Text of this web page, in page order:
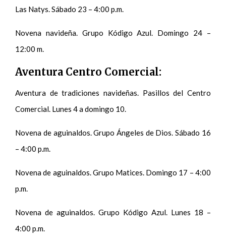
Las Natys. Sábado 23 – 4:00 p.m.
Novena navideña. Grupo Kódigo Azul. Domingo 24 –
12:00 m.
Aventura Centro Comercial:
Aventura de tradiciones navideñas. Pasillos del Centro
Comercial. Lunes 4 a domingo 10.
Novena de aguinaldos. Grupo Ángeles de Dios. Sábado 16
– 4:00 p.m.
Novena de aguinaldos. Grupo Matices. Domingo 17 – 4:00
p.m.
Novena de aguinaldos. Grupo Kódigo Azul. Lunes 18 –
4:00 p.m.